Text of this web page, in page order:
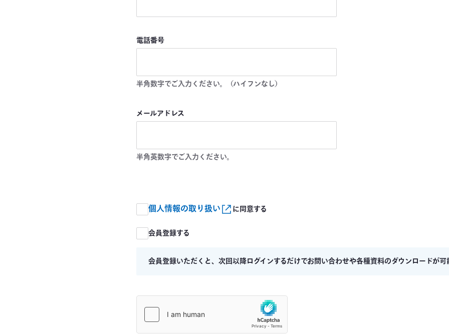
電話番号
半角数字でご入力ください。（ハイフンなし）
メールアドレス
半角英数字でご入力ください。
個人情報の取り扱い に同意する
会員登録する
会員登録いただくと、次回以降ログインするだけでお問い合わせや各種資料のダウンロードが可